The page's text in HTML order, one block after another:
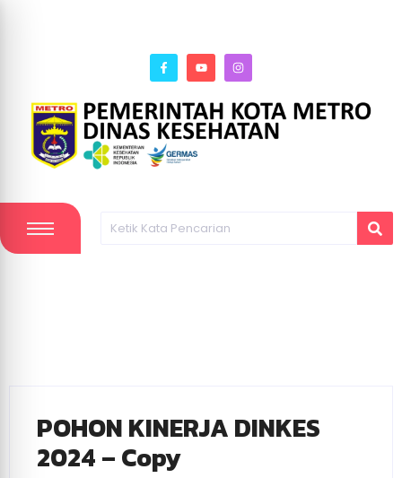
POHON KINERJA DINKES
2024 – Copy